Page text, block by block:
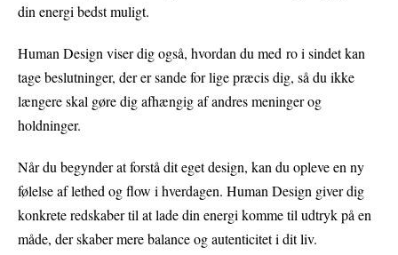
din energi bedst muligt.
Human Design viser dig også, hvordan du med ro i sindet kan
tage beslutninger, der er sande for lige præcis dig, så du ikke
længere skal gøre dig afhængig af andres meninger og
holdninger.
Når du begynder at forstå dit eget design, kan du opleve en ny
følelse af lethed og flow i hverdagen. Human Design giver dig
konkrete redskaber til at lade din energi komme til udtryk på en
måde, der skaber mere balance og autenticitet i dit liv.